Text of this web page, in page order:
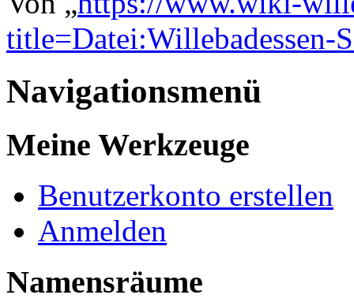
title=Datei:Willebadessen-
Navigationsmenü
Meine Werkzeuge
Benutzerkonto erstellen
Anmelden
Namensräume